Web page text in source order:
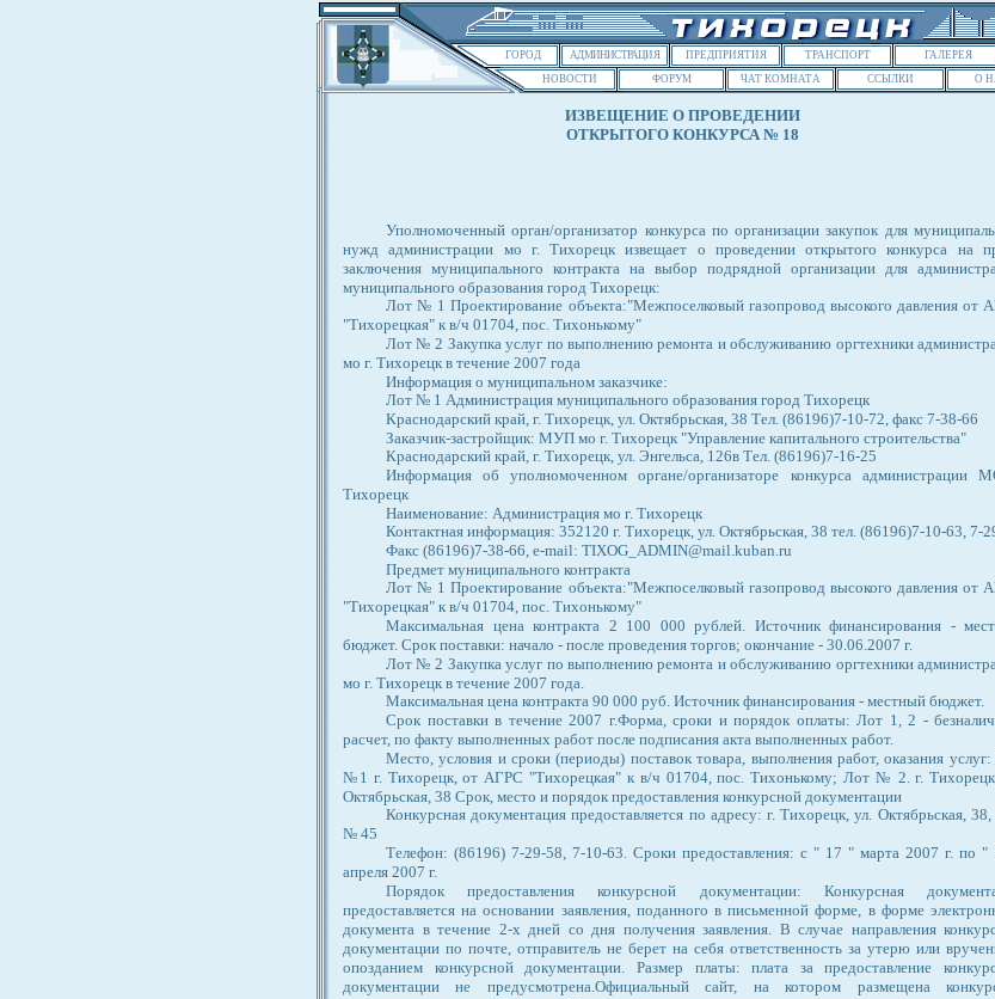
ГОРОД АДМИНИСТРАЦИЯ ПРЕДПРИЯТИЯ ТРАНСПОРТ ГАЛЕРЕЯ
НОВОСТИ
ФОРУМ ЧАТ КОМНАТА ССЫЛКИ О
ИЗВЕЩЕНИЕ О ПРОВЕДЕНИИ
ОТКРЫТОГО КОНКУРСА № 18
Уполномоченный орган/организатор конкурса по организации закупок для
нужд администрации мо г. Тихорецк извещает о проведении открытого конкурса на
заключения муниципального контракта на выбор подрядной организации для
муниципального образования город Тихорецк:
Лот № 1 Проектирование объекта:"Межпоселковый газопровод высокого давления от
"Тихорецкая" к в/ч 01704, пос. Тихонькому"
Лот № 2 Закупка услуг по выполнению ремонта и обслуживанию оргтехники
мо г. Тихорецк в течение 2007 года
Информация о муниципальном заказчике:
Лот № 1 Администрация муниципального образования город Тихорецк
Краснодарский край, г. Тихорецк, ул. Октябрьская, 38 Тел. (86196)7-10-72, факс 7-38-66
Заказчик-застройщик: МУП мо г. Тихорецк "Управление капитального строительства"
Краснодарский край, г. Тихорецк, ул. Энгельса, 126в Тел. (86196)7-16-25
Информация об уполномоченном органе/организаторе конкурса администрации
Тихорецк
Наименование: Администрация мо г. Тихорецк
Контактная информация: 352120 г. Тихорецк, ул. Октябрьская, 38 тел. (86196)7-10-63, 7-
Факс (86196)7-38-66, e-mail: TIXOG_ADMIN@mail.kuban.ru
Предмет муниципального контракта
Лот № 1 Проектирование объекта:"Межпоселковый газопровод высокого давления от
"Тихорецкая" к в/ч 01704, пос. Тихонькому"
Максимальная цена контракта 2 100 000 рублей. Источник финансирования -
бюджет. Срок поставки: начало - после проведения торгов; окончание - 30.06.2007 г.
Лот № 2 Закупка услуг по выполнению ремонта и обслуживанию оргтехники
мо г. Тихорецк в течение 2007 года.
Максимальная цена контракта 90 000 руб. Источник финансирования - местный бюджет.
Срок поставки в течение 2007 г.Форма, сроки и порядок оплаты: Лот 1, 2 -
расчет, по факту выполненных работ после подписания акта выполненных работ.
Место, условия и сроки (периоды) поставок товара, выполнения работ, оказания
№1 г. Тихорецк, от АГРС "Тихорецкая" к в/ч 01704, пос. Тихонькому; Лот № 2. г.
Октябрьская, 38 Срок, место и порядок предоставления конкурсной документации
Конкурсная документация предоставляется по адресу: г. Тихорецк, ул. Октябрьская, 38,
№ 45
Телефон: (86196) 7-29-58, 7-10-63. Сроки предоставления: с " 17 " марта 2007 г. по "
апреля 2007 г.
Порядок предоставления конкурсной документации: Конкурсная
предоставляется на основании заявления, поданного в письменной форме, в форме
документа в течение 2-х дней со дня получения заявления. В случае направления
документации по почте, отправитель не берет на себя ответственность за утерю или
опозданием конкурсной документации. Размер платы: плата за предоставление
документации не предусмотрена.Официальный сайт, на котором размещена